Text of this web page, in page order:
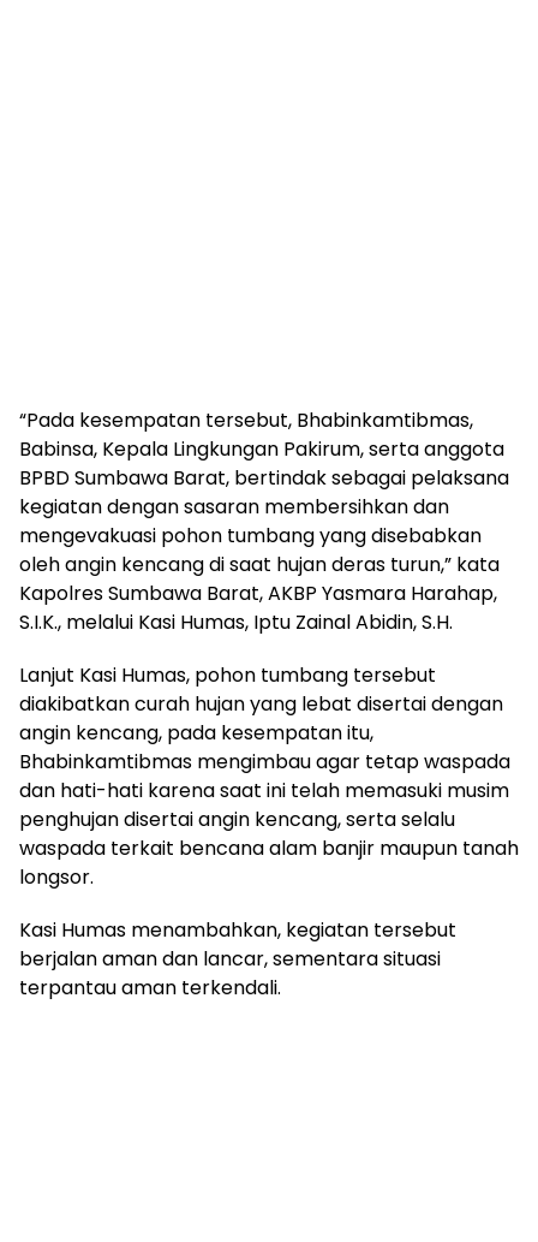
“Pada kesempatan tersebut, Bhabinkamtibmas,
Babinsa, Kepala Lingkungan Pakirum, serta anggota
BPBD Sumbawa Barat, bertindak sebagai pelaksana
kegiatan dengan sasaran membersihkan dan
mengevakuasi pohon tumbang yang disebabkan
oleh angin kencang di saat hujan deras turun,” kata
Kapolres Sumbawa Barat, AKBP Yasmara Harahap,
S.I.K., melalui Kasi Humas, Iptu Zainal Abidin, S.H.
Lanjut Kasi Humas, pohon tumbang tersebut
diakibatkan curah hujan yang lebat disertai dengan
angin kencang, pada kesempatan itu,
Bhabinkamtibmas mengimbau agar tetap waspada
dan hati-hati karena saat ini telah memasuki musim
penghujan disertai angin kencang, serta selalu
waspada terkait bencana alam banjir maupun tanah
longsor.
Kasi Humas menambahkan, kegiatan tersebut
berjalan aman dan lancar, sementara situasi
terpantau aman terkendali.